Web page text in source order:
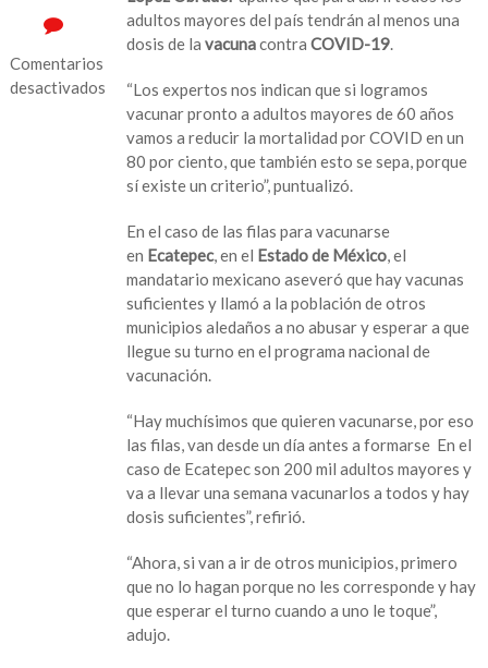
Comentarios
desactivados
adultos mayores del país tendrán al menos una
dosis de lavacunacontraCOVID-19.
“Los expertos nos indican que si logramos
vacunar pronto a adultos mayores de 60 años
vamos a reducir la mortalidad por COVID en un
80 por ciento, que también esto se sepa, porque
sí existe un criterio”, puntualizó.
En el caso de las filas para vacunarse
en Ecatepec, en el Estado de México, el
mandatario mexicano aseveró que hay vacunas
suficientes y llamó a la población de otros
municipios aledaños a no abusar y esperar a que
llegue su turno en el programa nacional de
vacunación.
“Hay muchísimos que quieren vacunarse, por eso
las filas, van desde un día antes a formarse En el
caso de Ecatepec son 200 mil adultos mayores y
va a llevar una semana vacunarlos a todos y hay
dosis suficientes”, refirió.
“Ahora, si van a ir de otros municipios, primero
que no lo hagan porque no les corresponde y hay
que esperar el turno cuando a uno le toque”,
adujo.